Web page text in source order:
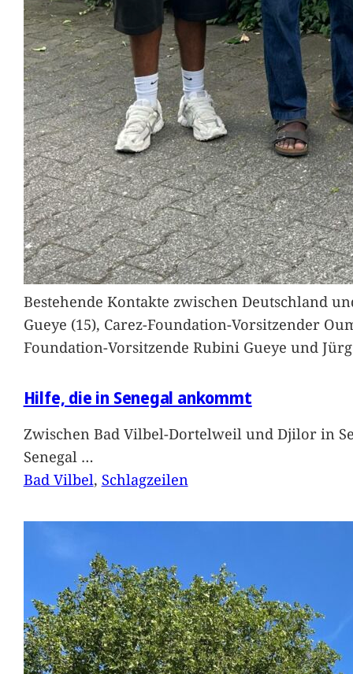
Bestehende Kontakte zwischen Deutschland
Gueye (15), Carez-Foundation-Vorsitzender
Foundation-Vorsitzende Rubini Gueye und
Hilfe, die in Senegal ankommt
Zwischen Bad Vilbel-Dortelweil und Djilor in
Senegal …
Bad Vilbel, Schlagzeilen